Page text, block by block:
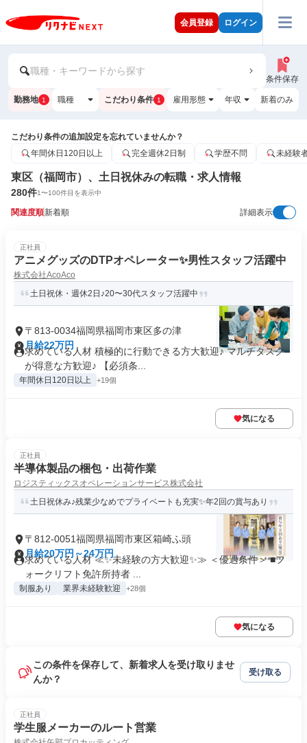
会員登録 ログイン
職種・キーワードから探す
条件保存
勤務地 1 職種 こだわり条件 1 雇用形態 年収 新着のみ
こだわり条件の追加設定を忘れていませんか？
年間休日120日以上
完全週休2日制 学歴不問 未経験
東区（福岡市）、土日祝休みの転職・求人情報
280件1〜100件目を表示中
関連度順新着順 詳細表示
正社員
アニメグッズのDTPオペレーター✨男性スタッフ活躍中
株式会社AcoAco
土日祝休・週休2日♪20〜30代スタッフ活躍中
〒813-0034福岡県福岡市東区多の津
月給22万円
求めている人材 積極的に行動できる方大歓迎♪ マルチタスク
が得意な方歓迎♪ 【必須条...
年間休日120日以上 +19個
気になる
正社員
半導体製品の梱包・出荷作業
ロジスティックスオペレーションサービス株式会社
土日祝休み♪残業少なめでプライベートも充実✨年2回の賞与あり
〒812-0051福岡県福岡市東区箱崎ふ頭
月給20万円～24万円
求めている人材 ≪✨未経験の方大歓迎✨≫ ＜優遇条件＞ ■フ
ォークリフト免許所持者 ...
制服あり 業界未経験歓迎 +28個
気になる
この条件を保存して、新着求人を受け取りませ
んか？
受け取る
正社員
学生服メーカーのルート営業